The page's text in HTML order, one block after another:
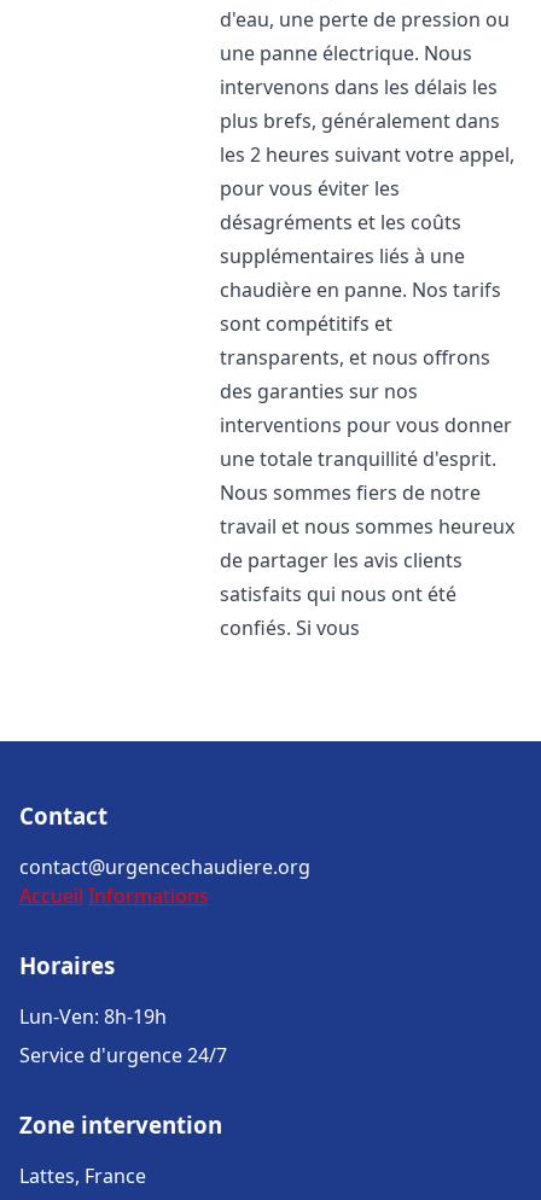
d'eau, une perte de pression ou
une panne électrique. Nous
intervenons dans les délais les
plus brefs, généralement dans
les 2 heures suivant votre appel,
pour vous éviter les
désagréments et les coûts
supplémentaires liés à une
chaudière en panne. Nos tarifs
sont compétitifs et
transparents, et nous offrons
des garanties sur nos
interventions pour vous donner
une totale tranquillité d'esprit.
Nous sommes fiers de notre
travail et nous sommes heureux
de partager les avis clients
satisfaits qui nous ont été
confiés. Si vous
Contact
contact@urgencechaudiere.org
Accueil Informations
Horaires
Lun-Ven: 8h-19h
Service d'urgence 24/7
Zone intervention
Lattes, France